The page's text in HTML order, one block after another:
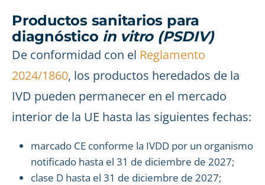
Productos sanitarios para
diagnóstico in vitro (PSDIV)
De conformidad con el Reglamento
2024/1860, los productos heredados de la
IVD pueden permanecer en el mercado
interior de la UE hasta las siguientes fechas:
marcado CE conforme la IVDD por un organismo
notificado hasta el 31 de diciembre de 2027;
clase D hasta el 31 de diciembre de 2027;